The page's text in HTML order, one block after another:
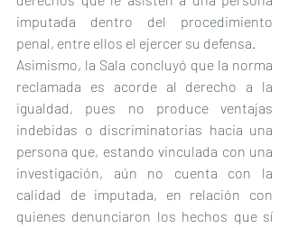
imputada dentro del procedimiento
penal, entre ellos el ejercer su defensa.
Asimismo, la Sala concluyó que la norma
reclamada es acorde al derecho a la
igualdad, pues no produce ventajas
indebidas o discriminatorias hacia una
persona que, estando vinculada con una
investigación, aún no cuenta con la
calidad de imputada, en relación con
quienes denunciaron los hechos que sí